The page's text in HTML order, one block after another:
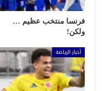
فرنسا منتخب عظيم …
ولكن!
أخبار الرياضة